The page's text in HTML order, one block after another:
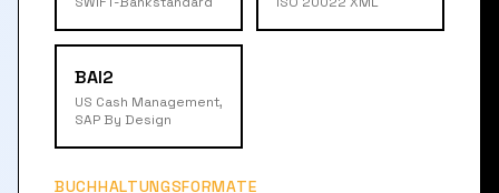
BAI2
US Cash Management,
SAP By Design
BUCHHALTUNGSFORMATE